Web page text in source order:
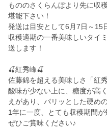
もののさくらんぼより先に収
堪能下さい！
発送は目安として6月7日～15
収穫適期の一番美味しいタイ
送します！
🍒紅秀峰🍒
佐藤錦を超える美味しさ「紅
酸味が少ない上に、糖度が高
えがあり、パリッとした硬め
1年に一度、とても収穫期間
ぜひご賞味ください♪